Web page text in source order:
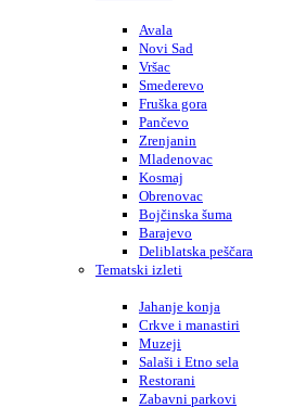
Avala
Novi Sad
Vršac
Smederevo
Fruška gora
Pančevo
Zrenjanin
Mladenovac
Kosmaj
Obrenovac
Bojčinska šuma
Barajevo
Deliblatska peščara
Tematski izleti
Jahanje konja
Crkve i manastiri
Muzeji
Salaši i Etno sela
Restorani
Zabavni parkovi